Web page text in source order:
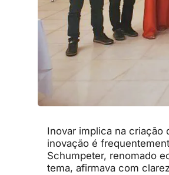
Inovar implica na criação
inovação é
Schumpeter, renomado
tema, afirmava com